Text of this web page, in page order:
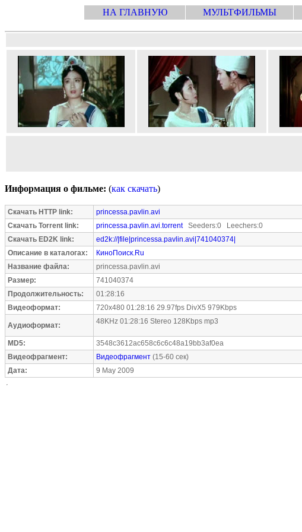
НА ГЛАВНУЮ МУЛЬТФИЛЬМЫ
Информация о фильме: (как скачать)
Скачать HTTP link:
princessa.pavlin.avi
Скачать Torrent link:
princessa.pavlin.avi.torrentSeeders:0 Leechers:0
Скачать ED2K link:
ed2k://|file|princessa.pavlin.avi|741040374|
Описание в каталогах:
КиноПоиск.Ru
Название файла:
princessa.pavlin.avi
Размер:
741040374
Продолжительность:
01:28:16
Видеоформат:
720x480 01:28:16 29.97fps DivX5 979Kbps
Аудиоформат: 48KHz 01:28:16 Stereo 128Kbps mp3
MD5:
3548c3612ac658c6c6c48a19bb3af0ea
Видеофрагмент:
Видеофрагмент (15-60 сек)
Дата:
9 May 2009